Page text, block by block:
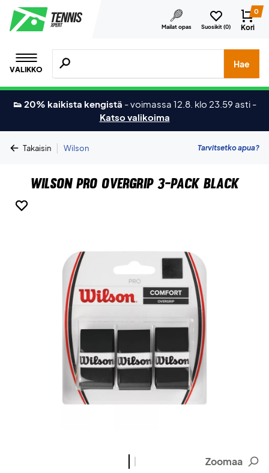
Mailat opas Suosikit (0)
0
Kori
VALIKKO
Hae tuotteita, merkkejä jne.
Hae
👟 20% kaikista kengistä -voimassa 12.8. klo 23.59 asti -
Katso valikoima
Takaisin | Wilson Tarvitsetko apua?
Wilson Pro Overgrip 3-Pack Black
Zoomaa